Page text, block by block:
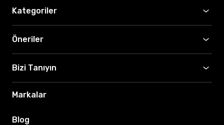
Kategoriler
Öneriler
Bizi Tanıyın
Markalar
Blog